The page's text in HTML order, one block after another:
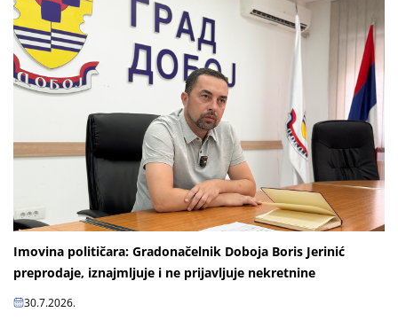
Imovina političara: Gradonačelnik Doboja Boris Jerinić
preprodaje, iznajmljuje i ne prijavljuje nekretnine
30.7.2026.